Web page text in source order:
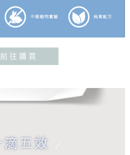
前 往 購 買